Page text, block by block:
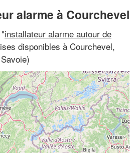
alarme à Courchevel
installateur alarme autour de
disponibles à Courchevel,